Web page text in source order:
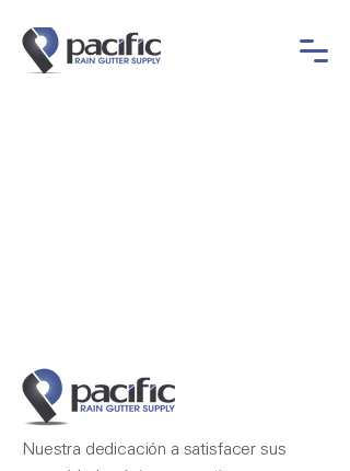
Nuestra dedicación a satisfacer sus